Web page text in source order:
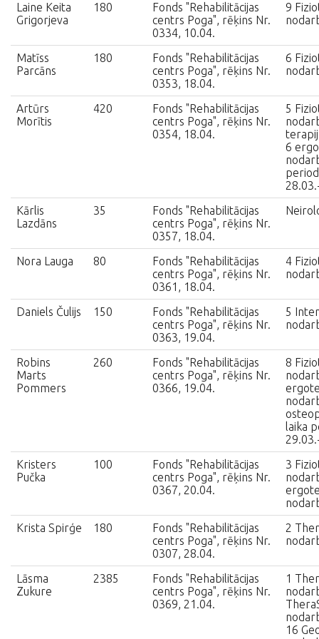
Laine Keita
Grigorjeva
180
Fonds "Rehabilitācijas
centrs Poga", rēķins Nr.
0334, 10.04.
9
Matīss
Parcāns
180
Fonds "Rehabilitācijas
centrs Poga", rēķins Nr.
0353, 18.04.
6
Artūrs
Morītis
420
Fonds "Rehabilitācijas
centrs Poga", rēķins Nr.
0354, 18.04.
5
6
Kārlis
Lazdāns
35
Fonds "Rehabilitācijas
centrs Poga", rēķins Nr.
0357, 18.04.
Nora Lauga 80
Fonds "Rehabilitācijas
centrs Poga", rēķins Nr.
0361, 18.04.
4
Daniels Čulijs 150
Fonds "Rehabilitācijas
centrs Poga", rēķins Nr.
0363, 19.04.
5
Robins
Marts
Pommers
260
Fonds "Rehabilitācijas
centrs Poga", rēķins Nr.
0366, 19.04.
8
laika
Kristers
Pučka
100
Fonds "Rehabilitācijas
centrs Poga", rēķins Nr.
0367, 20.04.
3
Krista Spirģe
180
Fonds "Rehabilitācijas
centrs Poga", rēķins Nr.
0307, 28.04.
2
Lāsma
Zukure
2385
Fonds "Rehabilitācijas
centrs Poga", rēķins Nr.
0369, 21.04.
1
16